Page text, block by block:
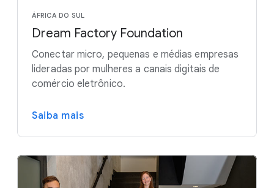
ÁFRICA DO SUL
Dream Factory Foundation
Conectar micro, pequenas e médias empresas
lideradas por mulheres a canais digitais de
comércio eletrônico.
Saiba mais